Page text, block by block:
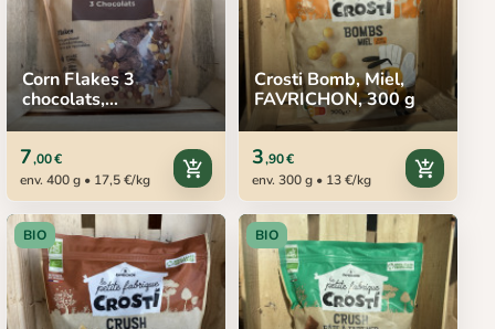
Corn Flakes 3
chocolats,
FAVRICHON, 400 g
7,00 €
env. 400 g • 17,5 €/kg
add_shopping_cart
Crosti Bomb, Miel,
FAVRICHON, 300 g
3,90 €
env. 300 g • 13 €/kg
add_shopping_cart
BIO BIO